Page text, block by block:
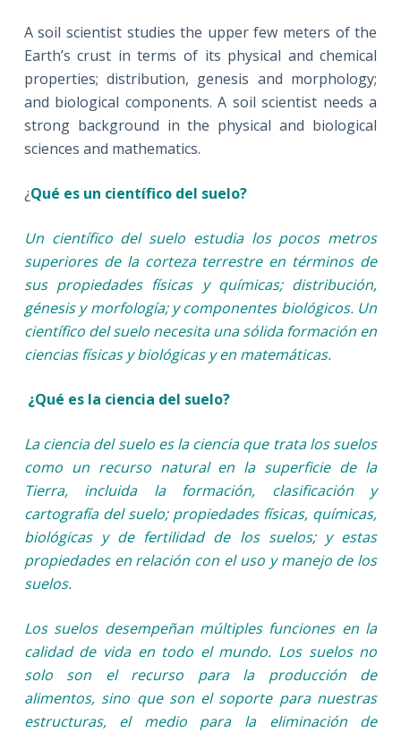
A soil scientist studies the upper few meters of the
Earth’s crust in terms of its physical and chemical
properties; distribution, genesis and morphology;
and biological components. A soil scientist needs a
strong background in the physical and biological
sciences and mathematics.
¿Qué es un científico del suelo?
Un científico del suelo estudia los pocos metros
superiores de la corteza terrestre en términos de
sus propiedades físicas y químicas; distribución,
génesis y morfología; y componentes biológicos. Un
científico del suelo necesita una sólida formación en
ciencias físicas y biológicas y en matemáticas.
¿Qué es la ciencia del suelo?
La ciencia del suelo es la ciencia que trata los suelos
como un recurso natural en la superficie de la
Tierra, incluida la formación, clasificación y
cartografía del suelo; propiedades físicas, químicas,
biológicas y de fertilidad de los suelos; y estas
propiedades en relación con el uso y manejo de los
suelos.
Los suelos desempeñan múltiples funciones en la
calidad de vida en todo el mundo. Los suelos no
solo son el recurso para la producción de
alimentos, sino que son el soporte para nuestras
estructuras, el medio para la eliminación de